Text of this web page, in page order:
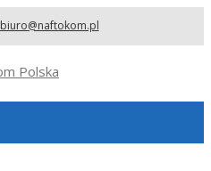
biuro@naftokom.pl